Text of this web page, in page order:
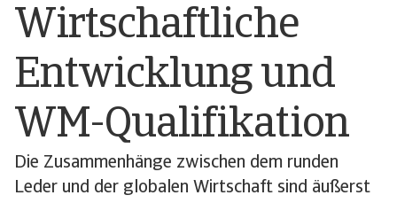
Wirtschaftliche
Entwicklung und
WM-Qualifikation
Die Zusammenhänge zwischen dem runden
Leder und der globalen Wirtschaft sind äußerst